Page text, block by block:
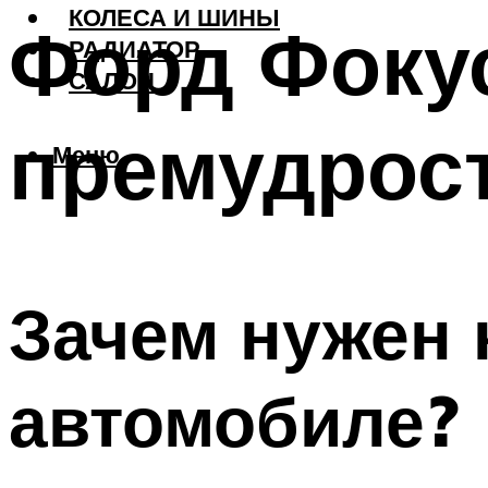
КОЛЕСА И ШИНЫ
РАДИАТОР
САЛОН
Меню
Форд
Зачем нужен
автомобиле?